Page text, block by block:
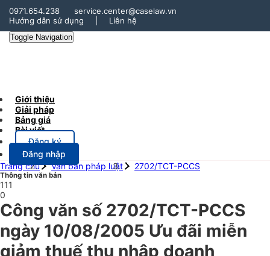
0971.654.238
service.center@caselaw.vn
Hướng dẫn sử dụng
Liên hệ
Toggle Navigation
Giới thiệu
Giải pháp
Bảng giá
Bài viết
Đăng ký
Đăng nhập
Trang chủ
Văn bản pháp luật 2702/TCT-PCCS
Thông tin văn bản
111
0
Công văn số 2702/TCT-PCCS
ngày 10/08/2005 Ưu đãi miễn
giảm thuế thu nhập doanh